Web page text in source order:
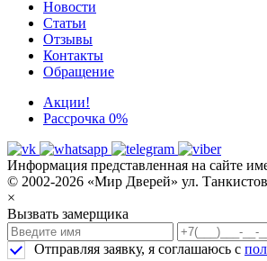
Новости
Статьи
Отзывы
Контакты
Обращение
Акции!
Рассрочка 0%
Информация представленная на сайте
© 2002-2026 «Мир Дверей» ул.
×
Вызвать замерщика
Отправляя заявку, я соглашаюсь с